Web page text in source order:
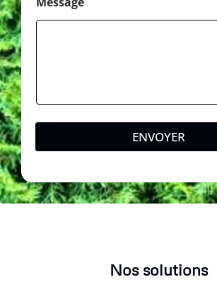
ENVOYER
Nos solutions